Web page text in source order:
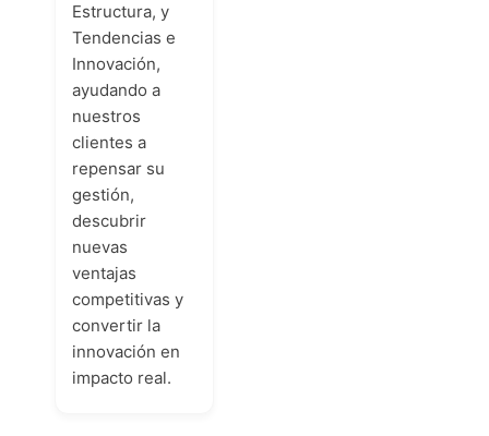
Estructura, y
Tendencias e
Innovación,
ayudando a
nuestros
clientes a
repensar su
gestión,
descubrir
nuevas
ventajas
competitivas y
convertir la
innovación en
impacto real.